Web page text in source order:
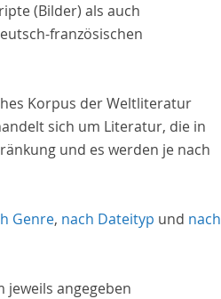
(Bilder) als auch
französischen
Korpus der Weltliteratur
sich um Literatur, die in
und es werden je nach
Genre, nach Dateityp und nach
jeweils angegeben